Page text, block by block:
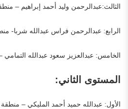
الثالث:عبدالرحمن وليد أحمد إبراهيم –
الرابع: عبدالرحمن فراس عبدالله شربا-
الخامس: عبدالعزيز سعود عبدالله
المستوى الثاني:
الأول: عبدالله حميد أحمد المليكي –